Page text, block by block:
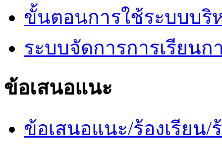
ขั้นตอนการใช้ระบบบริ
ระบบจัดการการเรียน
ข้อเสนอแนะ
ข้อเสนอแนะ/ร้องเรียน/